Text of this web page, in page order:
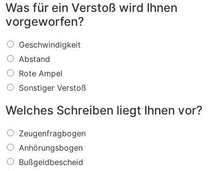
Was für ein Verstoß wird Ihnen
vorgeworfen?
W
a
s
f
ü
r
i
V
e
r
s
Geschwindigkeit
Abstand
Rote Ampel
Sonstiger Verstoß
Welches Schreiben liegt Ihnen vor?
W
e
c
Zeugenfragbogen
Anhörungsbogen
Bußgeldbescheid